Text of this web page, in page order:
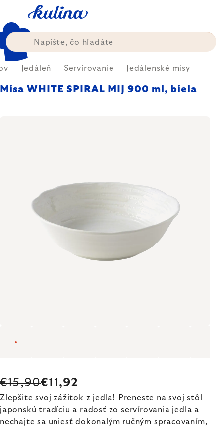
obsah
Jedáleň Servírovanie Jedálenské misy
Misa WHITE SPIRAL MIJ 900 ml, biela
€15,90€11,92
Zlepšite svoj zážitok z jedla! Preneste na svoj stôl
japonskú tradíciu a radosť zo servírovania jedla a
nechajte sa uniesť dokonalým ručným spracovaním,